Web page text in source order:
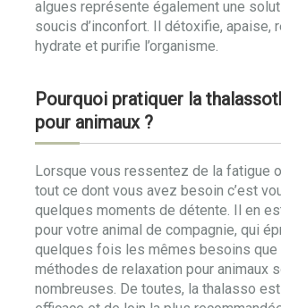
algues représente également une
soucis d’inconfort. Il détoxifie, apaise,
hydrate et purifie l’organisme.
Pourquoi pratiquer la
pour animaux ?
Lorsque vous ressentez de la fatigue
tout ce dont vous avez besoin c’est
quelques moments de détente. Il en
pour votre animal de compagnie, qui
quelques fois les mêmes besoins que
méthodes de relaxation pour animaux
nombreuses. De toutes, la thalasso